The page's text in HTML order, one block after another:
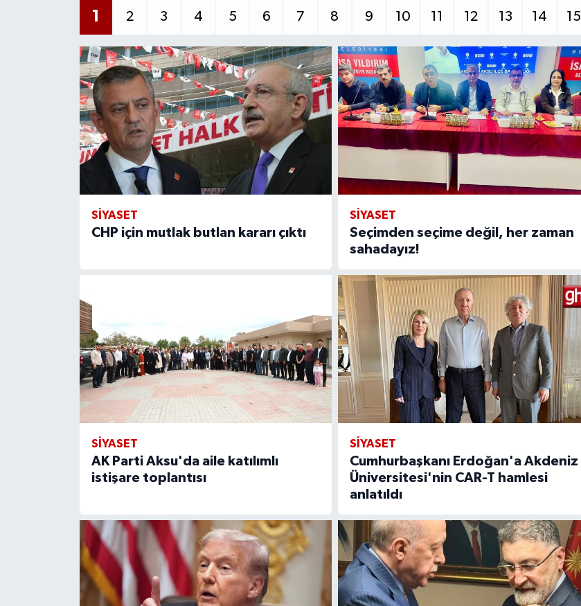
1 2 3 4 5 6 7 8 9 10 11 12 13 14 15
SİYASET
CHP için mutlak butlan kararı çıktı
SİYASET
Seçimden seçime değil, her zaman
sahadayız!
SİYASET
AK Parti Aksu'da aile katılımlı
istişare toplantısı
SİYASET
Cumhurbaşkanı Erdoğan'a Akdeniz
Üniversitesi'nin CAR-T hamlesi
anlatıldı